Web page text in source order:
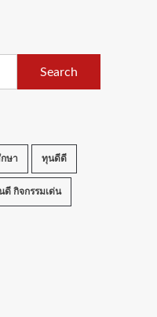
ษา ทุนดีดี
ดี กิจกรรมเด่น